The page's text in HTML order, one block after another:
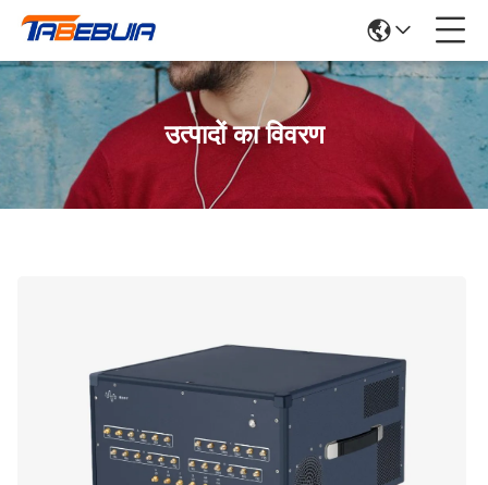
उत्पादों का विवरण